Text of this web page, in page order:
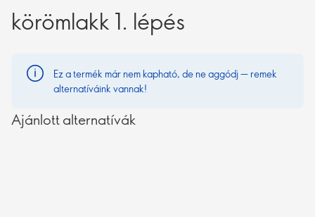
körömlakk 1. lépés
Ez a termék már nem kapható, de ne aggódj — remek
alternatíváink vannak!
Ajánlott alternatívák